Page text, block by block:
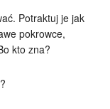
Potraktuj je jak
pokrowce,
kto zna?